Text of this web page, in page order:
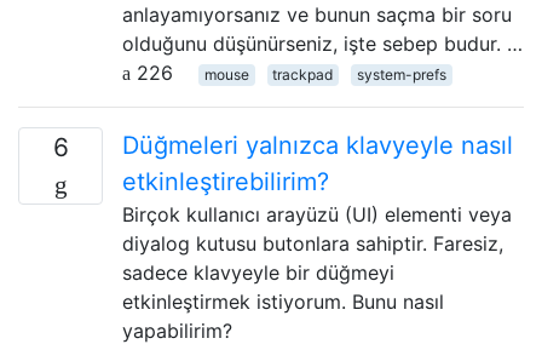
anlayamıyorsanız ve bunun saçma bir soru
olduğunu düşünürseniz, işte sebep budur. …
226
mouse trackpad system-prefs
6
Düğmeleri yalnızca klavyeyle nasıl
etkinleştirebilirim?
Birçok kullanıcı arayüzü (UI) elementi veya
diyalog kutusu butonlara sahiptir. Faresiz,
sadece klavyeyle bir düğmeyi
etkinleştirmek istiyorum. Bunu nasıl
yapabilirim?